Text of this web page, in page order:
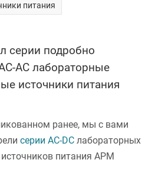
питания
серии подробно
AC лабораторные
источники питания
ранее, мы с вами
серии AC-DC лабораторных
питания APM